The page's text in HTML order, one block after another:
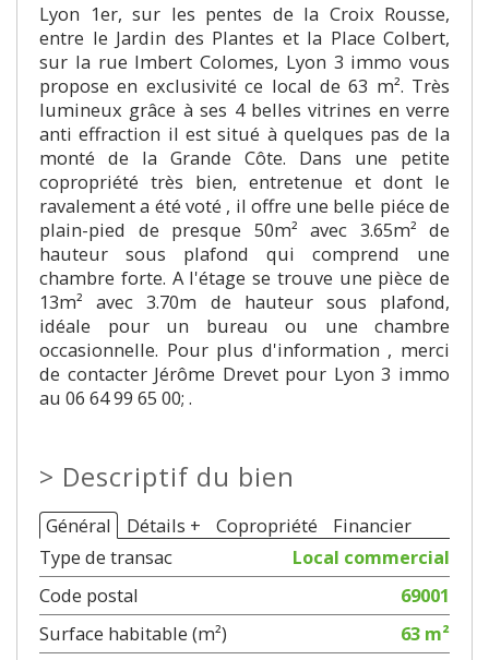
Lyon 1er, sur les pentes de la Croix Rousse,
entre le Jardin des Plantes et la Place Colbert,
sur la rue Imbert Colomes, Lyon 3 immo vous
propose en exclusivité ce local de 63 m². Très
lumineux grâce à ses 4 belles vitrines en verre
anti effraction il est situé à quelques pas de la
monté de la Grande Côte. Dans une petite
copropriété très bien, entretenue et dont le
ravalement a été voté , il offre une belle piéce de
plain-pied de presque 50m² avec 3.65m² de
hauteur sous plafond qui comprend une
chambre forte. A l'étage se trouve une pièce de
13m² avec 3.70m de hauteur sous plafond,
idéale pour un bureau ou une chambre
occasionnelle. Pour plus d'information , merci
de contacter Jérôme Drevet pour Lyon 3 immo
au 06 64 99 65 00; .
> Descriptif du bien
Général Détails + Copropriété
Financier
Type de transac
Local commercial
Code postal
69001
Surface habitable (m²)
63 m²